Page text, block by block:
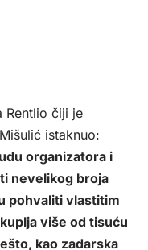
Rentlio čiji je
istaknuo:
organizatora i
nevelikog broja
pohvaliti vlastitim
više od tisuću
kao zadarska